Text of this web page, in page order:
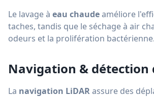
Le lavage à eau chaudeaméliore
taches, tandis que le séchage à air
odeurs et la prolifération bactérienne.
Navigation & détection
La navigation LiDARassure des